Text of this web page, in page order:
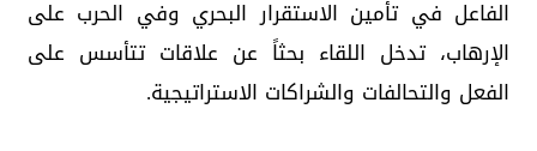
الفاعل في تأمين الاستقرار البحري وفي الحرب على
الإرهاب، تدخل اللقاء بحثاً عن علاقات تتأسس على
الفعل والتحالفات والشراكات الاستراتيجية.